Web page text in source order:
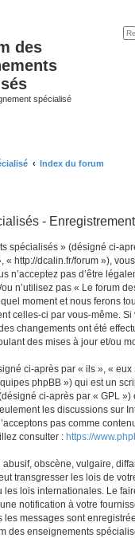
des
spécialisé
Index du forum
- Enregistrement
spécialisés » (désigné ci-
http://dcalin.fr/forum »),
n’acceptez pas d’être
n’utilisez pas « Le forum
moment et nous ferons
celles-ci par vous-même.
changements ont été
des mises à jour et/ou
ci-après par « ils », «
phpBB ») qui est un
ci-après par « GPL
les discussions sur
pas comme
consulter : https://
obscène, vulgaire,
transgresser les lois de
lois internationales. Le
notification à votre
messages sont
des enseignements